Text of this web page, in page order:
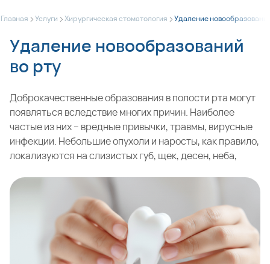
Главная >Услуги >Хирургическая стоматология >Удаление
Удаление новообразований
во рту
Доброкачественные образования в полости рта могут
появляться вследствие многих причин. Наиболее
частые из них – вредные привычки, травмы, вирусные
инфекции. Небольшие опухоли и наросты, как правило,
локализуются на слизистых губ, щек, десен, неба,
Москве удаление новообразований во рту проводят
врачи с большим опытом работы в этой области
стоматологии. Обращайтесь к нам при наличии
любого беспокоящего вас нароста – папилломы,
фибромы, гемангиомы и прочих патологических
разрастаний.